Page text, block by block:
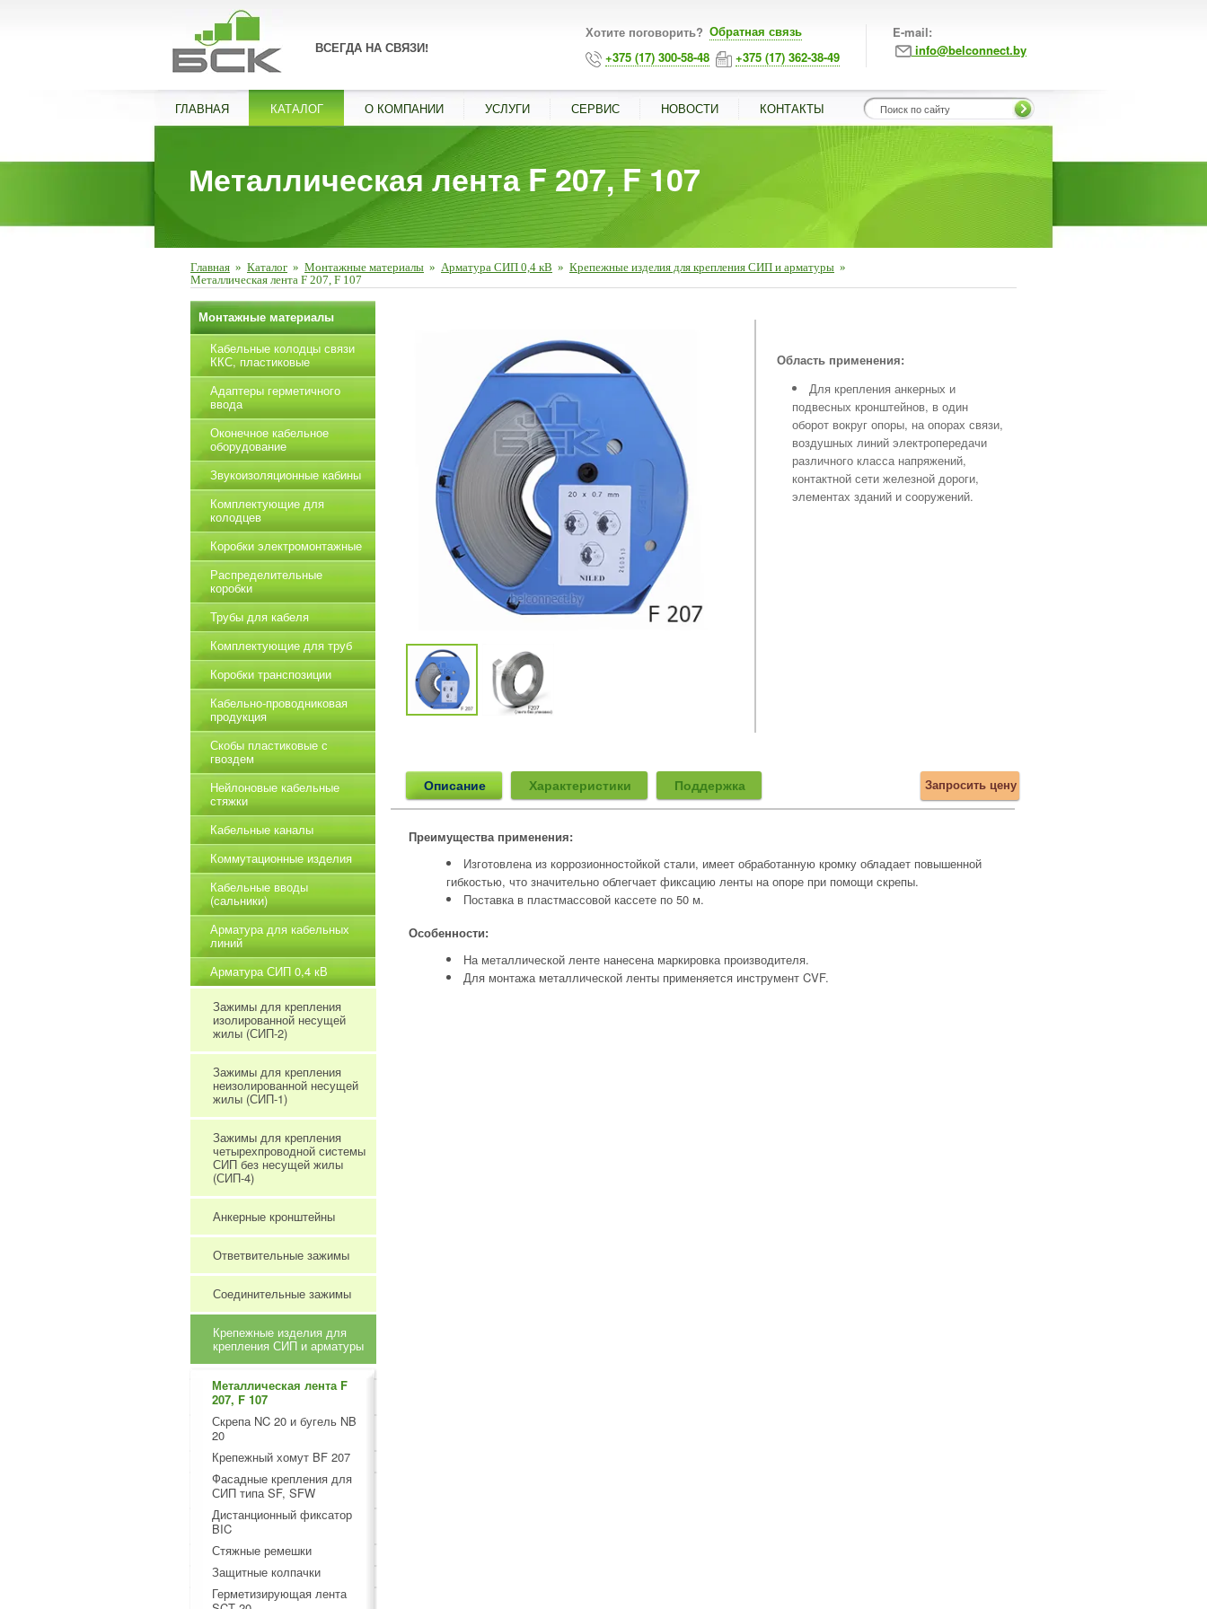
ВСЕГДА НА СВЯЗИ!
Хотите поговорить? Обратная связь
+375 (17) 300-58-48
+375 (17) 362-38-49
E-mail:
info@belconnect.by
ГЛАВНАЯ КАТАЛОГ О КОМПАНИИ УСЛУГИ СЕРВИС НОВОСТИ КОНТАКТЫ
Металлическая лента F 207, F 107
Главная » Каталог » Монтажные материалы » Арматура СИП 0,4 кВ » Крепежные изделия для крепления СИП и арматуры »
Металлическая лента F 207, F 107
Область применения:
Для крепления анкерных и
подвесных кронштейнов, в один
оборот вокруг опоры, на опорах связи,
воздушных линий электропередачи
различного класса напряжений,
контактной сети железной дороги,
элементах зданий и сооружений.
Описание Характеристики Поддержка Запросить цену
Преимущества применения:
Изготовлена из коррозионностойкой стали, имеет обработанную кромку обладает повышенной
гибкостью, что значительно облегчает фиксацию ленты на опоре при помощи скрепы.
Поставка в пластмассовой кассете по 50 м.
Особенности:
На металлической ленте нанесена маркировка производителя.
Для монтажа металлической ленты применяется инструмент CVF.
Монтажные материалы
Кабельные колодцы связи
ККС, пластиковые
Адаптеры герметичного
ввода
Оконечное кабельное
оборудование
Звукоизоляционные кабины
Комплектующие для
колодцев
Коробки электромонтажные
Распределительные
коробки
Трубы для кабеля
Комплектующие для труб
Коробки транспозиции
Кабельно-проводниковая
продукция
Скобы пластиковые с
гвоздем
Нейлоновые кабельные
стяжки
Кабельные каналы
Коммутационные изделия
Кабельные вводы
(сальники)
Арматура для кабельных
линий
Арматура СИП 0,4 кВ
Зажимы для крепления
изолированной несущей
жилы (СИП-2)
Зажимы для крепления
неизолированной несущей
жилы (СИП-1)
Зажимы для крепления
четырехпроводной системы
СИП без несущей жилы
(СИП-4)
Анкерные кронштейны
Ответвительные зажимы
Соединительные зажимы
Крепежные изделия для
крепления СИП и арматуры
Металлическая лента F
207, F 107
Скрепа NC 20 и бугель NB
20
Крепежный хомут BF 207
Фасадные крепления для
СИП типа SF, SFW
Дистанционный фиксатор
BIC
Стяжные ремешки
Защитные колпачки
Герметизирующая лента